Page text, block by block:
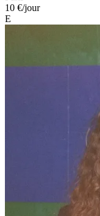
10 €/jour
E